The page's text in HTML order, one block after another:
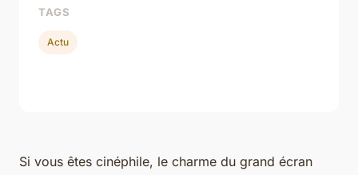
Si vous êtes cinéphile, le charme du grand écran
TAGS
Actu